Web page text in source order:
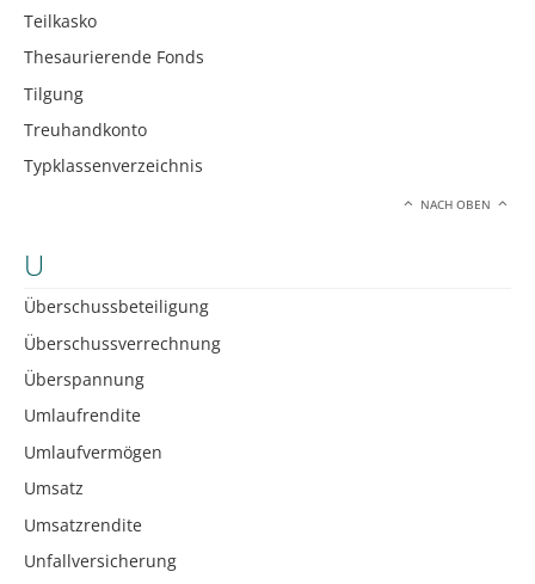
Teilkasko
Thesaurierende Fonds
Tilgung
Treuhandkonto
Typklassenverzeichnis
NACH OBEN
U
Überschussbeteiligung
Überschussverrechnung
Überspannung
Umlaufrendite
Umlaufvermögen
Umsatz
Umsatzrendite
Unfallversicherung